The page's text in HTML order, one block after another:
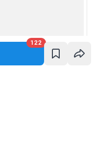
122